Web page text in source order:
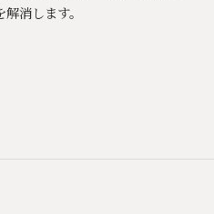
消します。